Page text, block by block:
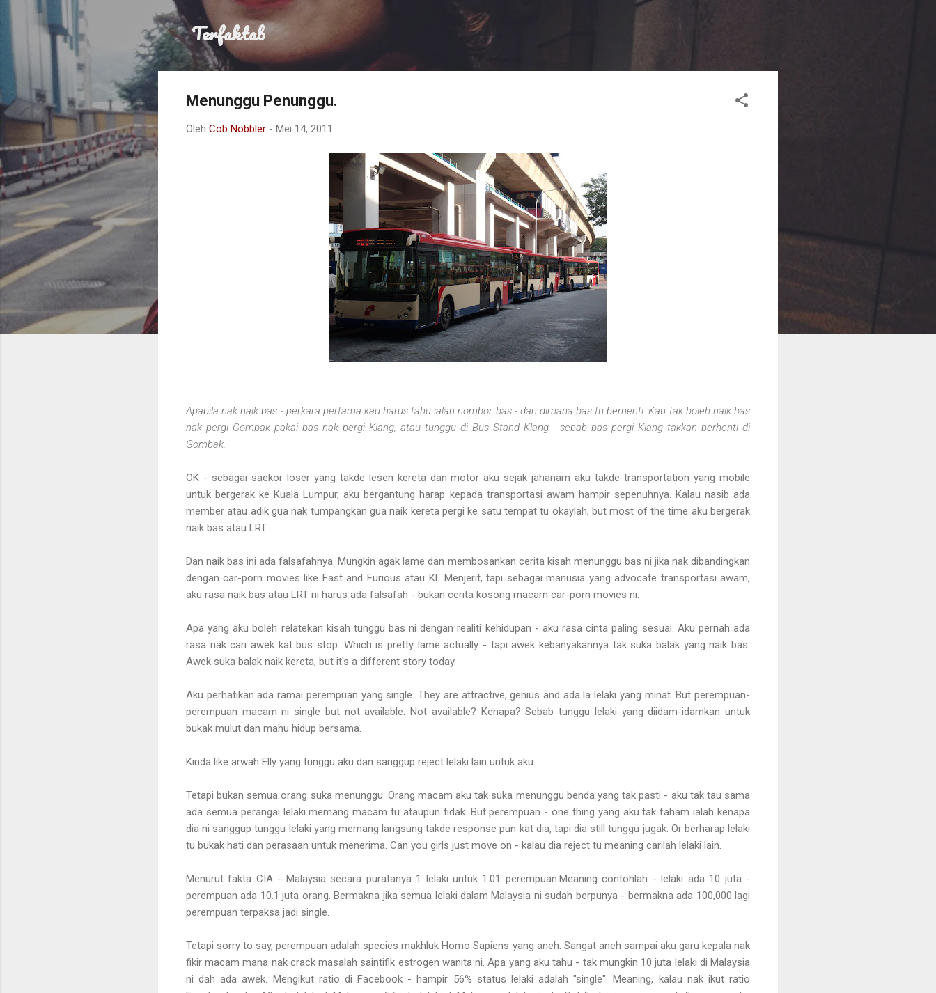
Langkau ke kandungan utama
Terfaktab
Menunggu Penunggu.
Oleh Cob Nobbler - Mei 14, 2011
Apabila nak naik bas - perkara pertama kau harus tahu ialah nombor bas - dan dimana bas tu berhenti. Kau tak boleh naik bas
nak pergi Gombak pakai bas nak pergi Klang, atau tunggu di Bus Stand Klang - sebab bas pergi Klang takkan berhenti di
Gombak.
OK - sebagai saekor loser yang takde lesen kereta dan motor aku sejak jahanam aku takde transportation yang mobile
untuk bergerak ke Kuala Lumpur, aku bergantung harap kepada transportasi awam hampir sepenuhnya. Kalau nasib ada
member atau adik gua nak tumpangkan gua naik kereta pergi ke satu tempat tu okaylah, but most of the time aku bergerak
naik bas atau LRT.
Dan naik bas ini ada falsafahnya. Mungkin agak lame dan membosankan cerita kisah menunggu bas ni jika nak dibandingkan
dengan car-porn movies like Fast and Furious atau KL Menjerit, tapi sebagai manusia yang advocate transportasi awam,
aku rasa naik bas atau LRT ni harus ada falsafah - bukan cerita kosong macam car-porn movies ni.
Apa yang aku boleh relatekan kisah tunggu bas ni dengan realiti kehidupan - aku rasa cinta paling sesuai. Aku pernah ada
rasa nak cari awek kat bus stop. Which is pretty lame actually - tapi awek kebanyakannya tak suka balak yang naik bas.
Awek suka balak naik kereta, but it's a different story today.
Aku perhatikan ada ramai perempuan yang single. They are attractive, genius and ada la lelaki yang minat. But perempuan-
perempuan macam ni single but not available. Not available? Kenapa? Sebab tunggu lelaki yang diidam-idamkan untuk
bukak mulut dan mahu hidup bersama.
Kinda like arwah Elly yang tunggu aku dan sanggup reject lelaki lain untuk aku.
Tetapi bukan semua orang suka menunggu. Orang macam aku tak suka menunggu benda yang tak pasti - aku tak tau sama
ada semua perangai lelaki memang macam tu ataupun tidak. But perempuan - one thing yang aku tak faham ialah kenapa
dia ni sanggup tunggu lelaki yang memang langsung takde response pun kat dia, tapi dia still tunggu jugak. Or berharap lelaki
tu bukak hati dan perasaan untuk menerima. Can you girls just move on - kalau dia reject tu meaning carilah lelaki lain.
Menurut fakta CIA - Malaysia secara puratanya 1 lelaki untuk 1.01 perempuan.Meaning contohlah - lelaki ada 10 juta -
perempuan ada 10.1 juta orang. Bermakna jika semua lelaki dalam Malaysia ni sudah berpunya - bermakna ada 100,000 lagi
perempuan terpaksa jadi single.
Tetapi sorry to say, perempuan adalah species makhluk Homo Sapiens yang aneh. Sangat aneh sampai aku garu kepala nak
fikir macam mana nak crack masalah saintifik estrogen wanita ni. Apa yang aku tahu - tak mungkin 10 juta lelaki di Malaysia
ni dah ada awek. Mengikut ratio di Facebook - hampir 56% status lelaki adalah "single". Meaning, kalau nak ikut ratio